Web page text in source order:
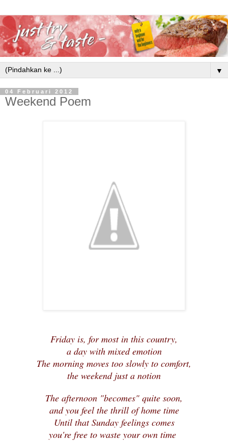
▼
04 Februari 2012
Weekend Poem
Friday is, for most in this country,
a day with mixed emotion
The morning moves too slowly to comfort,
the weekend just a notion
The afternoon "becomes" quite soon,
and you feel the thrill of home time
Until that Sunday feelings comes
you're free to waste your own time